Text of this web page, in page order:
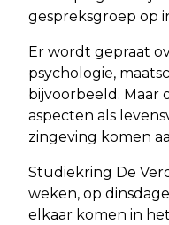
gespreksgroep op
Er wordt gepraat
psychologie,
bijvoorbeeld. Maar
aspecten als
zingeving komen
Studiekring De
weken, op
elkaar komen in